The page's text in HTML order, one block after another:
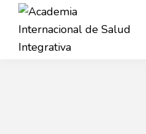
Saltar
Saltar
contenido